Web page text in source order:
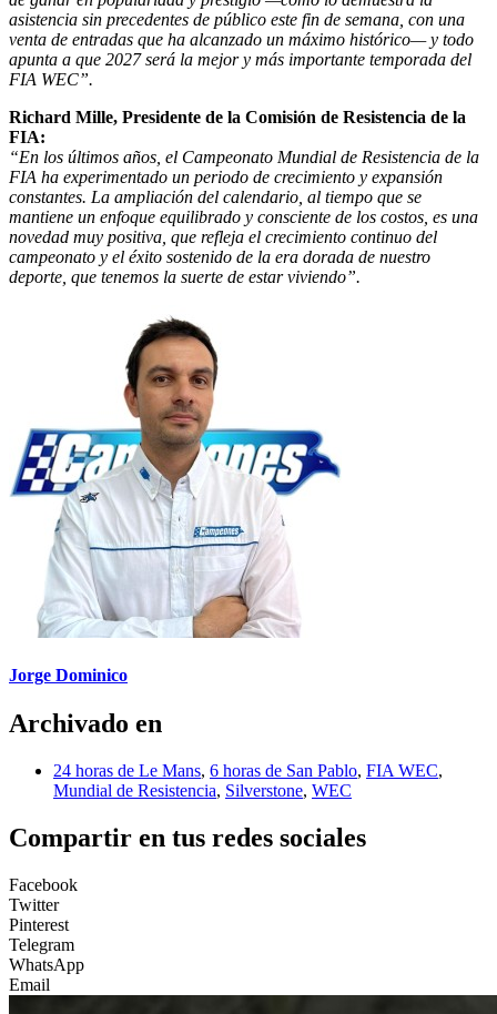
asistencia sin precedentes de público este fin de semana, con una
venta de entradas que ha alcanzado un máximo histórico— y todo
apunta a que 2027 será la mejor y más importante temporada del
FIA WEC”.
Richard Mille, Presidente de la Comisión de Resistencia de la
FIA:
“En los últimos años, el Campeonato Mundial de Resistencia de la
FIA ha experimentado un periodo de crecimiento y expansión
constantes. La ampliación del calendario, al tiempo que se
mantiene un enfoque equilibrado y consciente de los costos, es una
novedad muy positiva, que refleja el crecimiento continuo del
campeonato y el éxito sostenido de la era dorada de nuestro
deporte, que tenemos la suerte de estar viviendo”.
Jorge Dominico
Archivado en
24 horas de Le Mans, 6 horas de San Pablo, FIA WEC,
Mundial de Resistencia, Silverstone, WEC
Compartir en tus redes sociales
Facebook
Twitter
Pinterest
Telegram
WhatsApp
Email